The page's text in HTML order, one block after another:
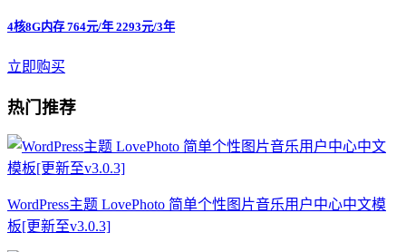
4核8G内存 764元/年 2293元/3年
立即购买
热门推荐
WordPress主题 LovePhoto 简单个性图片音乐用户中心中文模
板[更新至v3.0.3]